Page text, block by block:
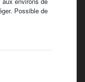
Possible de